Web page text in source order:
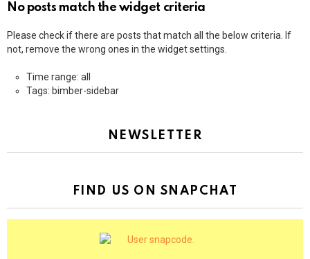
No posts match the widget criteria
Please check if there are posts that match all the below criteria. If
not, remove the wrong ones in the widget settings.
Time range: all
Tags: bimber-sidebar
NEWSLETTER
FIND US ON SNAPCHAT